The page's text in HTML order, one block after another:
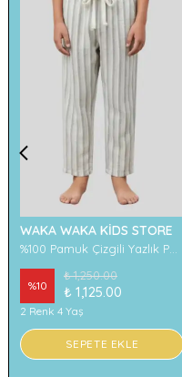
WAKA WAKA KİDS STORE
%10
₺ 1,250.00
₺ 1,125.00
2 Renk 4 Yaş
SEPETE EKLE